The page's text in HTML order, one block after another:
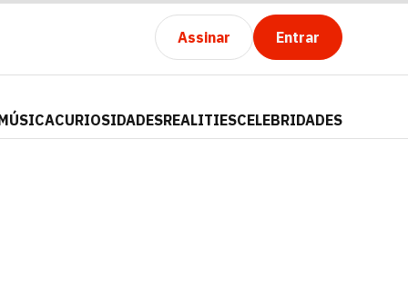
Assinar Entrar
CURIOSIDADESREALITIESCELEBRIDADES